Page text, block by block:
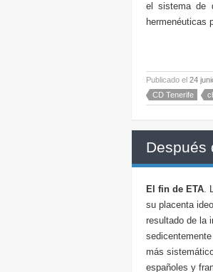
el sistema de
hermenéuticas
Publicado el 24
CD Tenerife
Después
El fin de ETA.
su placenta
resultado de la
más
españoles y